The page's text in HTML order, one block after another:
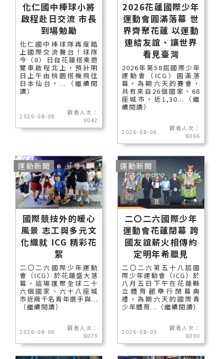
化仁國中棒球小將
啟程赴日交流 市長
到場勉勵
化仁國中棒球隊再度踏
上國際交流舞台！球隊
今（8）日自花蓮搭乘遊
覽車啟程北上，預計明
日上午由桃園搭機飛往
日本仙台，...（繼續閱
讀）
2026-08-08
觀看人次：
8042
2026花蓮國際少年
運動會圓滿落幕 世
界齊聚花蓮 以運動
連結友誼、讓世界
看見臺灣
2026年第58屆國際少年
運動會（ICG）圓滿落
幕。為期六天的賽會，
共有來自26個國家、68
座城市，近1,30...（繼
續閱讀）
2026-08-06
觀看人次：
8066
國際競技外的暖心
風景 志工與多元文
化織就 ICG 精彩花
絮
二〇二六國際少年運動
會（ICG）於花蓮盛大落
幕，這場匯聚全球二十
六個國家、六十八座城
市近兩千名青年選手與...
（繼續閱讀）
2026-08-06
觀看人次：
8073
運動新聞
二〇二六國際少年
運動會花蓮閉幕 跨
國友誼薪火相傳約
定明年希臘見
二〇二六第五十八屆國
際少年運動會（ICG）於
八月五日下午在花蓮縣
立體育館舉行閉幕典
禮，為期六天的國際青
少年體育...（繼續閱讀）
2026-08-05
觀看人次：
8090
運動新聞